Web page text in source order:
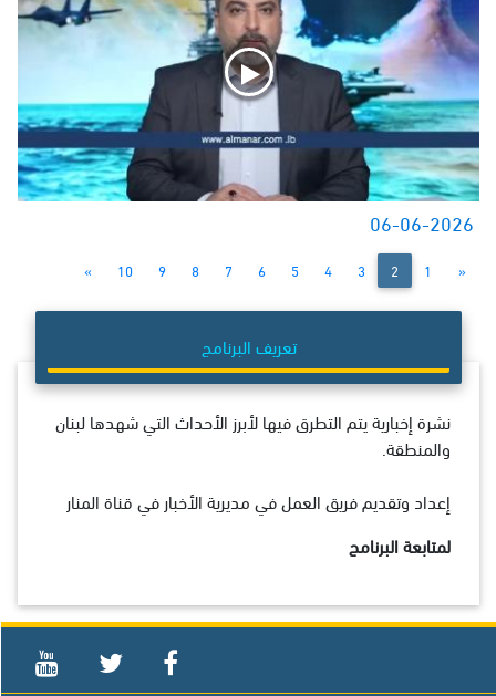
06-06-2026
«
1
2
3
4
5
6
7
8
9
10
»
تعريف البرنامج
نشرة إخبارية يتم التطرق فيها لأبرز الأحداث التي شهدها لبنان
والمنطقة.
إعداد وتقديم فريق العمل في مديرية الأخبار في قناة المنار
لمتابعة البرنامج